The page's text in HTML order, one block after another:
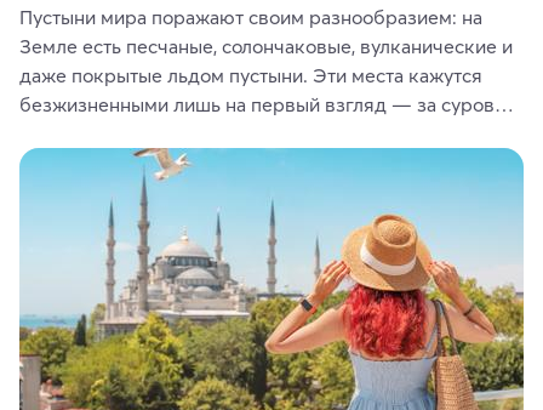
Пустыни мира поражают своим разнообразием: на
Земле есть песчаные, солончаковые, вулканические и
даже покрытые льдом пустыни. Эти места кажутся
безжизненными лишь на первый взгляд — за суровой
животные и маршруты, которые дарят одни из самых
ярких впечатлений от путешествий.